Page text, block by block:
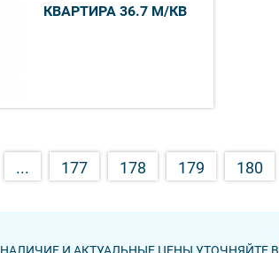
КВАРТИРА 36.7 М/КВ
... 177 178 179 180